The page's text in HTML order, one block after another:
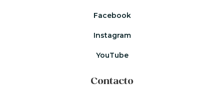
Facebook
Instagram
YouTube
Contacto